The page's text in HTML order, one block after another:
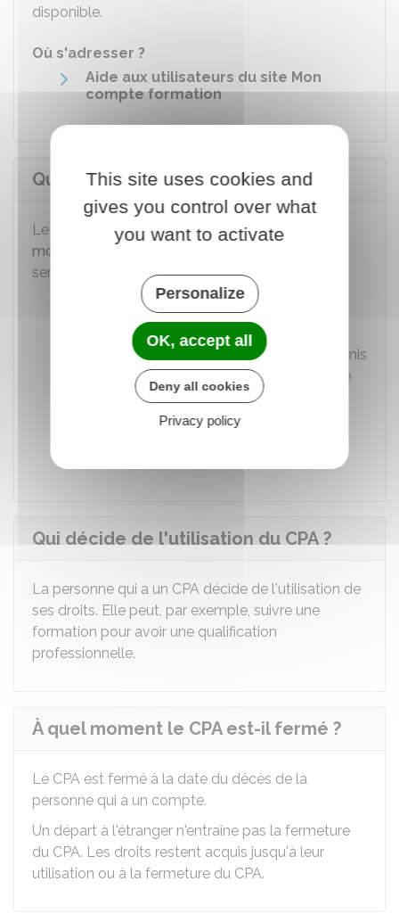
disponible.
Où s'adresser ?
Aide aux utilisateurs du site Mon
compte formation
Que peut-on consulter sur le CPA ?
Le service en ligne, accessible via le site
moncompteformation.gouv.fr
services suivants :
Informations sur les droits sociaux et
possibilité de les simuler
Consultation des bulletins de paie transmis
par l'employeur sous forme électronique
Services utiles à la sécurisation des
parcours professionnels et à la mobilité
Qui décide de l'utilisation du CPA ?
La personne qui a un CPA décide de l'utilisation de
ses droits. Elle peut, par exemple, suivre une
formation pour avoir une qualification
professionnelle.
À quel moment le CPA est-il fermé ?
Le CPA est fermé à la date du décès de la
personne qui a un compte.
Un départ à l'étranger n'entraîne pas la fermeture
du CPA. Les droits restent acquis jusqu'à leur
utilisation ou à la fermeture du CPA.
This site uses cookies and
gives you control over what
you want to activate
Personalize
OK, accept all
Deny all cookies
Privacy policy